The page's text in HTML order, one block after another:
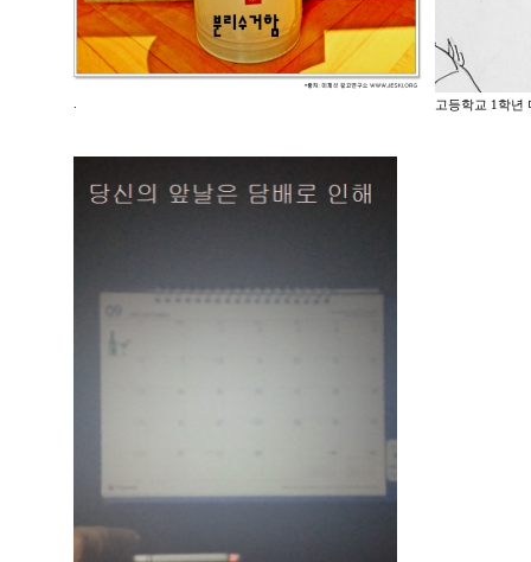
고등학교 1학년